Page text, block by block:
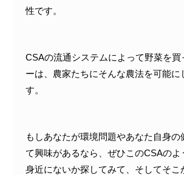
性です。
CSAの流通システムによって野菜を
ーは、農家たちにそんな農法を可能に
す。
もしあなたが環境問題やあなた自身の
て興味があるなら、ぜひこのCSAの
身近にないか探してみて、そしてそこ